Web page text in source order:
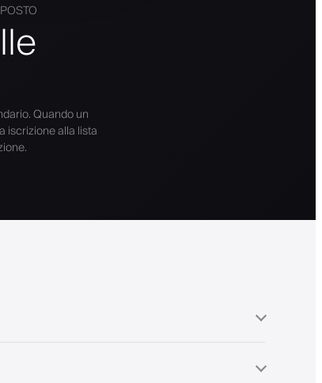
Quando un
iscrizione alla lista